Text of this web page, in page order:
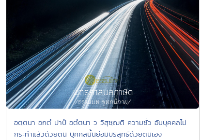
อตฺตนา อกตํ ปาปํ อตํตนา ว วิสุชฺฌติ ความชั่ว อันบุคคลไม่
กระทำแล้วด้วยตน บุคคลนั้นย่อมบริสุทธิ์ด้วยตนเอง